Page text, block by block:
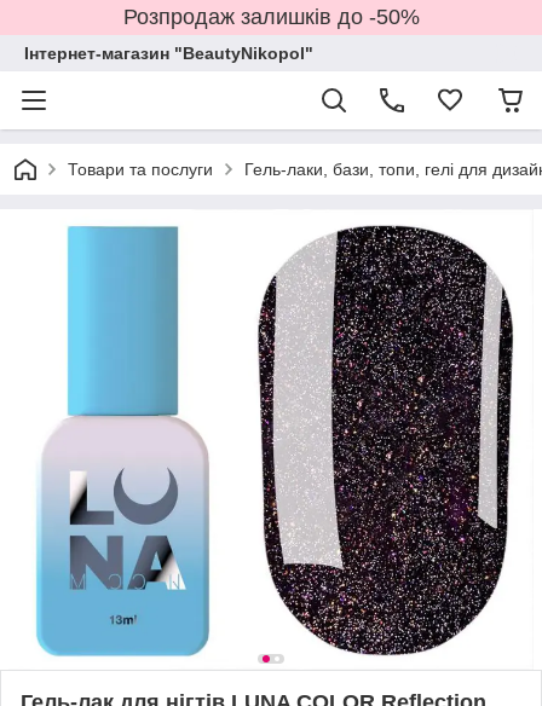
Розпродаж залишків до -50%
Інтернет-магазин "BeautyNikopol"
Товари та послуги Гель-лаки, бази, топи, гелі для